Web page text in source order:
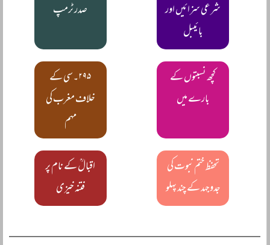
شرعی سزائیں اور
بائیبل
صدر ٹرمپ
کچھ نسبتوں کے
بارے میں
۲۹۵۔سی کے
خلاف مغرب کی
مہم
تحفظ ختم نبوت کی
جدوجہد کے چند پہلو
اقبالؒ کے نام پر
فتنہ خیزی